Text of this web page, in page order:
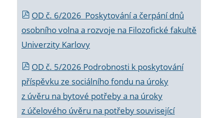
OD č. 6/2026 Poskytování a čerpání dnů
osobního volna a rozvoje na Filozofické fakultě
Univerzity Karlovy
OD č. 5/2026 Podrobnosti k poskytování
příspěvku ze sociálního fondu na úroky
z úvěru na bytové potřeby a na úroky
z účelového úvěru na potřeby související